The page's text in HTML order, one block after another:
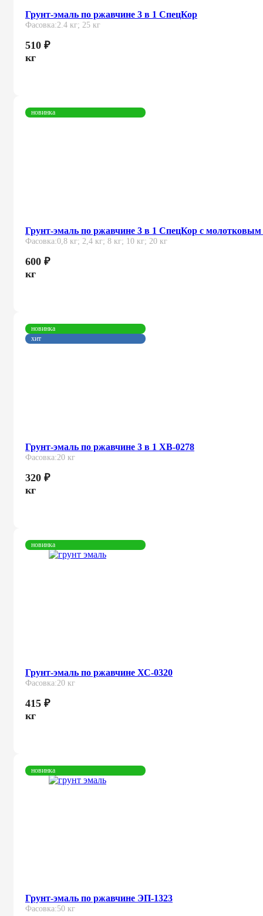
Грунт-эмаль по ржавчине 3 в 1 СпецКор
Фасовка:2.4 кг; 25 кг
510 ₽
кг
новинка
Грунт-эмаль по ржавчине 3 в 1 СпецКор с
Фасовка:0,8 кг; 2,4 кг; 8 кг; 10 кг; 20 кг
600 ₽
кг
новинка
хит
Грунт-эмаль по ржавчине 3 в 1 ХВ-0278
Фасовка:20 кг
320 ₽
кг
новинка
Грунт-эмаль по ржавчине ХС-0320
Фасовка:20 кг
415 ₽
кг
новинка
Грунт-эмаль по ржавчине ЭП-1323
Фасовка:50 кг